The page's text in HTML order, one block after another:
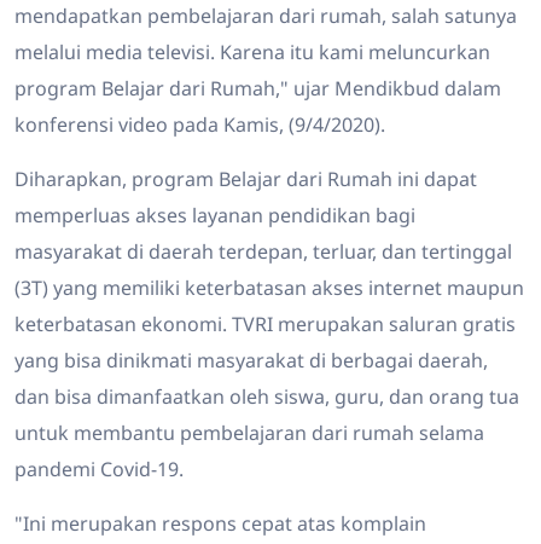
mendapatkan pembelajaran dari rumah, salah satunya
melalui media televisi. Karena itu kami meluncurkan
program Belajar dari Rumah," ujar Mendikbud dalam
konferensi video pada Kamis, (9/4/2020).
Diharapkan, program Belajar dari Rumah ini dapat
memperluas akses layanan pendidikan bagi
masyarakat di daerah terdepan, terluar, dan tertinggal
(3T) yang memiliki keterbatasan akses internet maupun
keterbatasan ekonomi. TVRI merupakan saluran gratis
yang bisa dinikmati masyarakat di berbagai daerah,
dan bisa dimanfaatkan oleh siswa, guru, dan orang tua
untuk membantu pembelajaran dari rumah selama
pandemi Covid-19.
"Ini merupakan respons cepat atas komplain